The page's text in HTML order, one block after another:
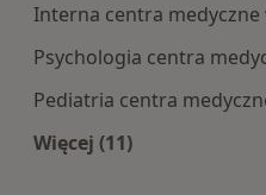
Interna centra medyczne
Psychologia centra
Pediatria centra
Więcej (11)